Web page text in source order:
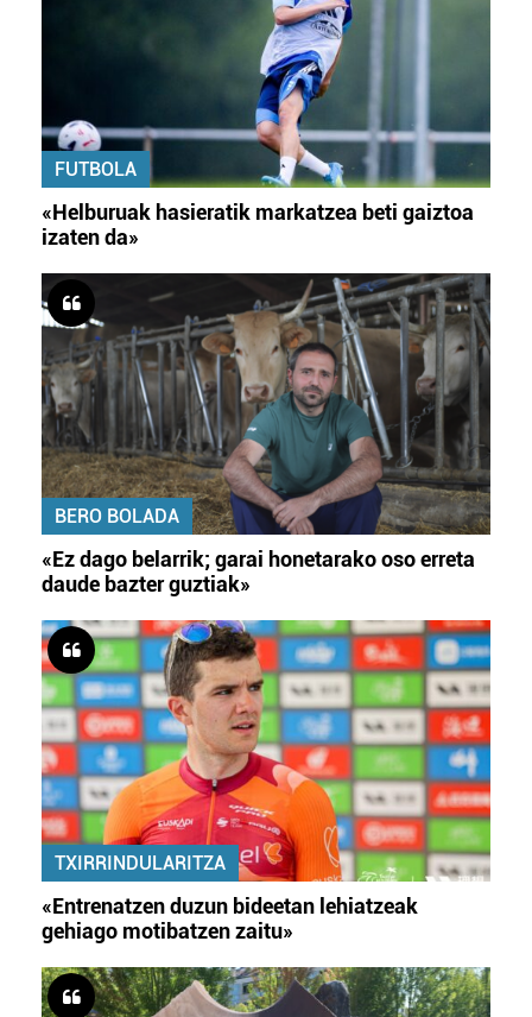
FUTBOLA
«Helburuak hasieratik markatzea beti gaiztoa
izaten da»
BERO BOLADA
«Ez dago belarrik; garai honetarako oso erreta
daude bazter guztiak»
TXIRRINDULARITZA
«Entrenatzen duzun bideetan lehiatzeak
gehiago motibatzen zaitu»